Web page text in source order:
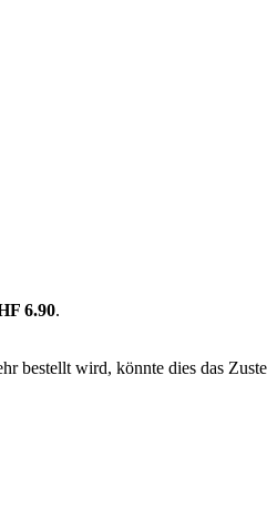
6.90.
bestellt wird, könnte dies das